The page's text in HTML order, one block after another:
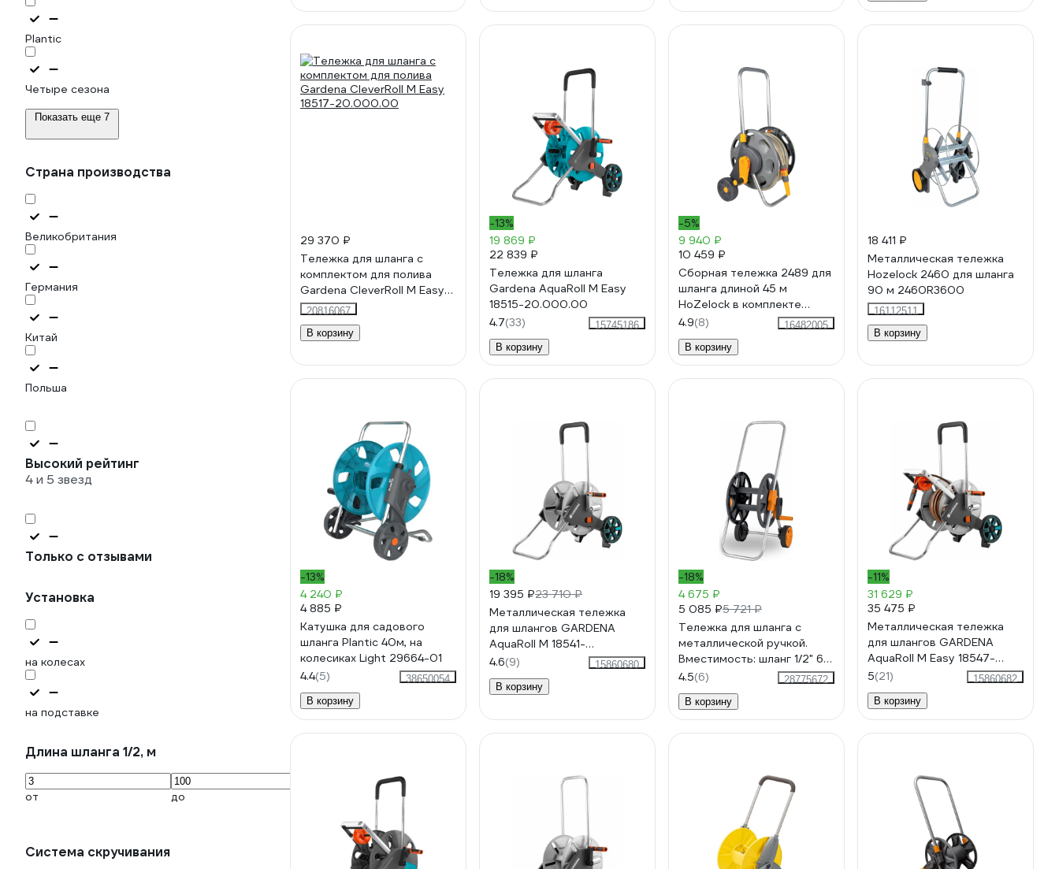
Plantic
Четыре сезона
Показать еще 7
Страна производства
Великобритания
Германия
Китай
Польша
Высокий рейтинг
4 и 5 звезд
Только с отзывами
Установка
на колесах
на подставке
Длина шланга 1/2, м
от до
Система скручивания
29 370 ₽
Тележка для шланга с
комплектом для полива
Gardena CleverRoll M Easy
18517-20.000.00
20816067
В корзину
-13%
19 869 ₽
22 839 ₽
Тележка для шланга
Gardena AquaRoll M Easy
18515-20.000.00
4.7(33)
15745186
В корзину
-5%
9 940 ₽
10 459 ₽
Сборная тележка 2489 для
шланга длиной 45 м
HoZelock в комплекте
шланг Select 12.5 мм, 20 м
2489R3600
4.9(8)
16482005
В корзину
18 411 ₽
Металлическая тележка
Hozelock 2460 для шланга
90 м 2460R3600
16112511
В корзину
-13%
4 240 ₽
4 885 ₽
Катушка для садового
шланга Plantic 40м, на
колесиках Light 29664-01
4.4(5)
38650054
В корзину
-18%
19 395 ₽23 710 ₽
Металлическая тележка
для шлангов GARDENA
AquaRoll M 18541-
20.000.00
4.6(9)
15860680
В корзину
-18%
4 675 ₽
5 085 ₽5 721 ₽
Тележка для шланга с
металлической ручкой.
Вместимость: шланг 1/2" 60
м, 5/8" 50 м, 3/4" 40 м GLQ
ДжиЭлКью GL 810
4.5(6)
28775672
В корзину
-11%
31 629 ₽
35 475 ₽
Металлическая тележка
для шлангов GARDENA
AquaRoll M Easy 18547-
20.000.00
5(21)
15860682
В корзину